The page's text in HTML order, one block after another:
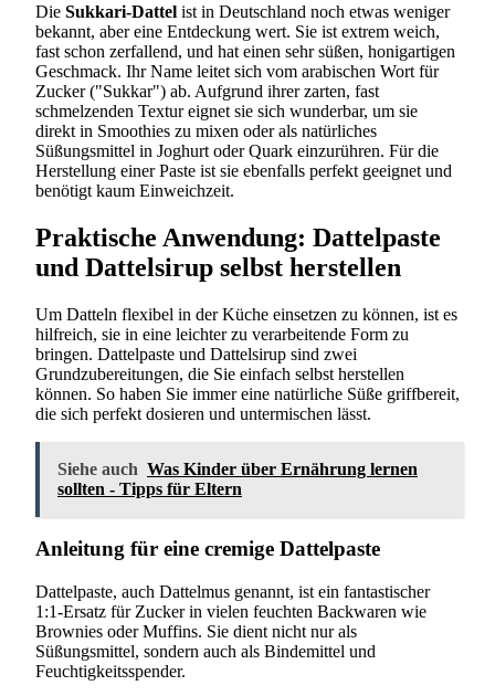
Die Sukkari-Dattel ist in Deutschland noch etwas weniger
bekannt, aber eine Entdeckung wert. Sie ist extrem weich,
fast schon zerfallend, und hat einen sehr süßen, honigartigen
Geschmack. Ihr Name leitet sich vom arabischen Wort für
Zucker ("Sukkar") ab. Aufgrund ihrer zarten, fast
schmelzenden Textur eignet sie sich wunderbar, um sie
direkt in Smoothies zu mixen oder als natürliches
Süßungsmittel in Joghurt oder Quark einzurühren. Für die
Herstellung einer Paste ist sie ebenfalls perfekt geeignet und
benötigt kaum Einweichzeit.
Praktische Anwendung: Dattelpaste
und Dattelsirup selbst herstellen
Um Datteln flexibel in der Küche einsetzen zu können, ist es
hilfreich, sie in eine leichter zu verarbeitende Form zu
bringen. Dattelpaste und Dattelsirup sind zwei
Grundzubereitungen, die Sie einfach selbst herstellen
können. So haben Sie immer eine natürliche Süße griffbereit,
die sich perfekt dosieren und untermischen lässt.
Siehe auch Was Kinder über Ernährung lernen
sollten - Tipps für Eltern
Anleitung für eine cremige Dattelpaste
Dattelpaste, auch Dattelmus genannt, ist ein fantastischer
1:1-Ersatz für Zucker in vielen feuchten Backwaren wie
Brownies oder Muffins. Sie dient nicht nur als
Süßungsmittel, sondern auch als Bindemittel und
Feuchtigkeitsspender.